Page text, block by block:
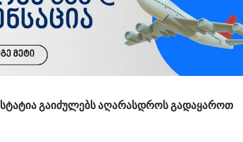
სტატია გაიძულებს აღარასდროს გადაყაროთ